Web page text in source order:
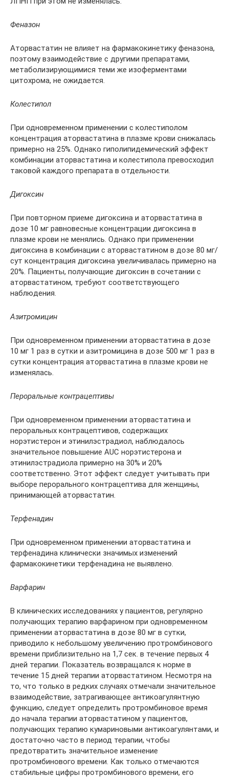
Феназон
Аторвастатин не влияет на фармакокинетику феназона,
поэтому взаимодействие с другими препаратами,
метаболизирующимися теми же изоферментами
цитохрома, не ожидается.
Колестипол
При одновременном применении с колестиполом
концентрация аторвастатина в плазме крови снижалась
примерно на 25%. Однако гиполипидемический эффект
комбинации аторвастатина и колестипола превосходил
таковой каждого препарата в отдельности.
Дигоксин
При повторном приеме дигоксина и аторвастатина в
дозе 10 мг равновесные концентрации дигоксина в
плазме крови не менялись. Однако при применении
дигоксина в комбинации с аторвастатином в дозе 80 мг/
сут концентрация дигоксина увеличивалась примерно на
20%. Пациенты, получающие дигоксин в сочетании с
аторвастатином, требуют соответствующего
наблюдения.
Азитромицин
При одновременном применении аторвастатина в дозе
10 мг 1 раз в сутки и азитромицина в дозе 500 мг 1 раз в
сутки концентрация аторвастатина в плазме крови не
изменялась.
Пероральные контрацептивы
При одновременном применении аторвастатина и
пероральных контрацептивов, содержащих
норэтистерон и этинилэстрадиол, наблюдалось
значительное повышение AUC норэтистерона и
этинилэстрадиола примерно на 30% и 20%
соответственно. Этот эффект следует учитывать при
выборе перорального контрацептива для женщины,
принимающей аторвастатин.
Терфенадин
При одновременном применении аторвастатина и
терфенадина клинически значимых изменений
фармакокинетики терфенадина не выявлено.
Варфарин
В клинических исследованиях у пациентов, регулярно
получающих терапию варфарином при одновременном
применении аторвастатина в дозе 80 мг в сутки,
приводило к небольшому увеличению протромбинового
времени приблизительно на 1,7 сек. в течение первых 4
дней терапии. Показатель возвращался к норме в
течение 15 дней терапии аторвастатином. Несмотря на
то, что только в редких случаях отмечали значительное
взаимодействие, затрагивающее антикоагулянтную
функцию, следует определить протромбиновое время
до начала терапии аторвастатином у пациентов,
получающих терапию кумариновыми антикоагулянтами, и
достаточно часто в период терапии, чтобы
предотвратить значительное изменение
протромбинового времени. Как только отмечаются
стабильные цифры протромбинового времени, его